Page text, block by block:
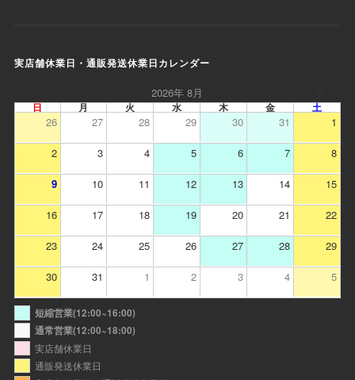
実店舗休業日・通販発送休業日カレンダー
2026年 8月
日 月 火 水 木 金 土
26 27 28 29 30 31 1
2 3 4 5 6 7 8
9 10 11 12 13 14 15
16 17 18 19 20 21 22
23 24 25 26 27 28 29
30 31 1 2 3 4 5
短縮営業(12:00~16:00)
通常営業(12:00~18:00)
実店舗休業日
通販発送休業日